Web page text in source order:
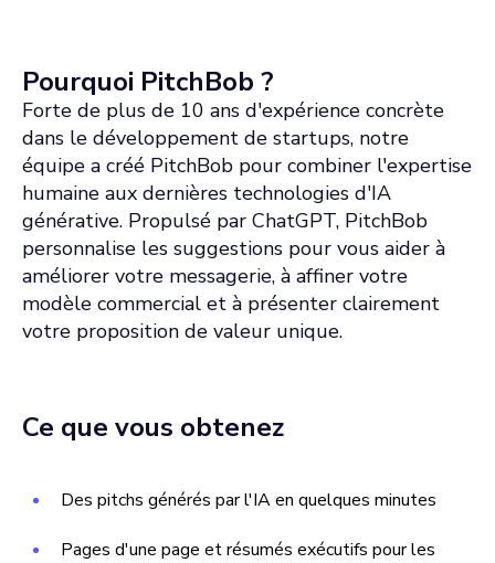
Pourquoi PitchBob ?
Forte de plus de 10 ans d'expérience concrète
dans le développement de startups, notre
équipe a créé PitchBob pour combiner l'expertise
humaine aux dernières technologies d'IA
générative. Propulsé par ChatGPT, PitchBob
personnalise les suggestions pour vous aider à
améliorer votre messagerie, à affiner votre
modèle commercial et à présenter clairement
votre proposition de valeur unique.
Ce que vous obtenez
Des pitchs générés par l'IA en quelques minutes
Pages d'une page et résumés exécutifs pour les